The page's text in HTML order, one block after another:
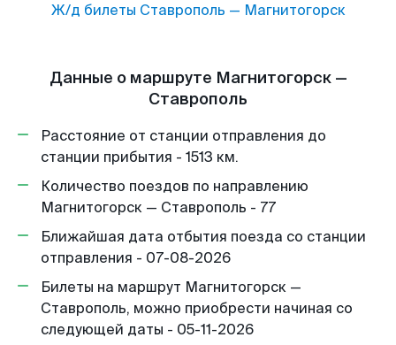
Ж/д билеты Ставрополь — Магнитогорск
Данные о маршруте Магнитогорск —
Ставрополь
Расстояние от станции отправления до
станции прибытия - 1513 км.
Количество поездов по направлению
Магнитогорск — Ставрополь - 77
Ближайшая дата отбытия поезда со станции
отправления - 07-08-2026
Билеты на маршрут Магнитогорск —
Ставрополь, можно приобрести начиная со
следующей даты - 05-11-2026